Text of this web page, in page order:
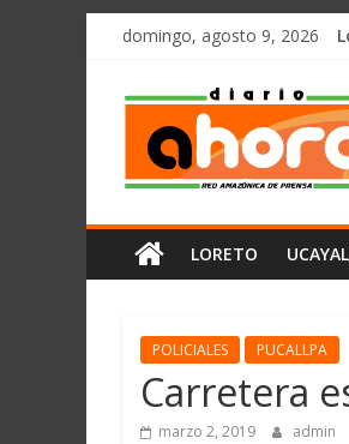
олимп казино
Saltardomingo, agosto 9, 2026
Diario
Ahora
Cadena
Amazónica
de
Noticias
del
Perú,
Mundo
LORETO
POLICIALES PUCALLPA
Carretera
marzo 2, 2019 admin